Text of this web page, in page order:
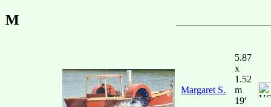
M
Margaret S.
5.87
x
1.52
m
19'